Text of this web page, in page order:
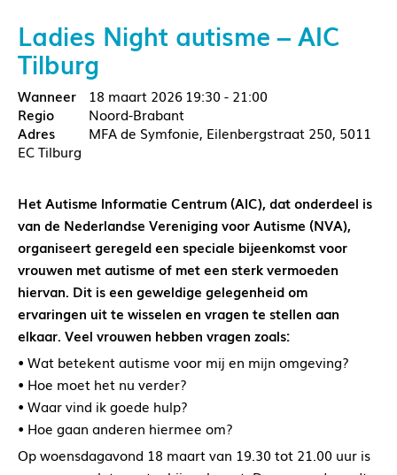
Ladies Night autisme – AIC
Tilburg
18 maart 2026 19:30 - 21:00
Noord-Brabant
MFA de Symfonie, Eilenbergstraat 250, 5011
EC Tilburg
Het Autisme Informatie Centrum (AIC), dat onderdeel is
van de Nederlandse Vereniging voor Autisme (NVA),
organiseert geregeld een speciale bijeenkomst voor
vrouwen met autisme of met een sterk vermoeden
hiervan. Dit is een geweldige gelegenheid om
ervaringen uit te wisselen en vragen te stellen aan
elkaar. Veel vrouwen hebben vragen zoals:
• Wat betekent autisme voor mij en mijn omgeving?
• Hoe moet het nu verder?
• Waar vind ik goede hulp?
• Hoe gaan anderen hiermee om?
Op woensdagavond 18 maart van 19.30 tot 21.00 uur is